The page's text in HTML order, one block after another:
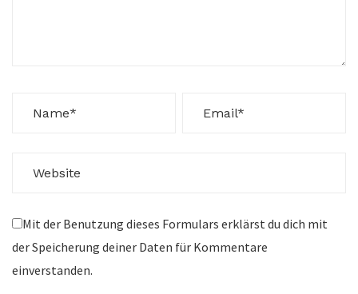
Mit der Benutzung dieses Formulars erklärst du dich mit
der Speicherung deiner Daten für Kommentare
einverstanden.